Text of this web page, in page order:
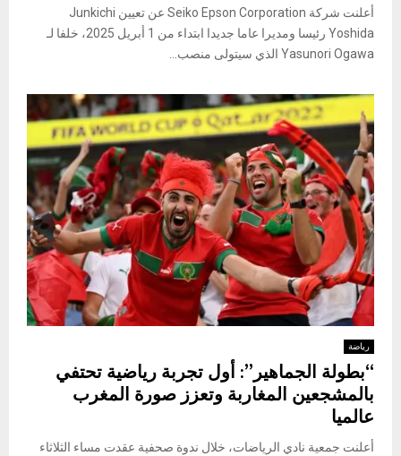
أعلنت شركة Seiko Epson Corporation عن تعيين Junkichi
Yoshida رئيسا ومديرا عاما جديدا ابتداء من 1 أبريل 2025، خلفا لـ
Yasunori Ogawa الذي سيتولى منصب...
رياضة
“بطولة الجماهير”: أول تجربة رياضية تحتفي
بالمشجعين المغاربة وتعزز صورة المغرب
عالميا
أعلنت جمعية نادي الرياضات، خلال ندوة صحفية عقدت مساء الثلاثاء